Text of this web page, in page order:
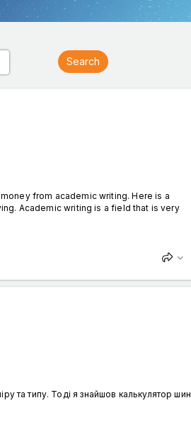
from academic writing. Here is a
Academic writing is a field that is very
та типу. Тоді я знайшов калькулятор шин